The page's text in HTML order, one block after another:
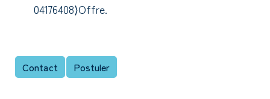
04176408⟩Offre.
Contact Postuler